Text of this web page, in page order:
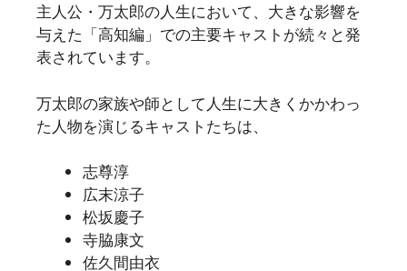
主人公・万太郎の人生において、大きな影響を
与えた「高知編」での主要キャストが続々と発
表されています。
万太郎の家族や師として人生に大きくかかわっ
た人物を演じるキャストたちは、
志尊淳
広末涼子
松坂慶子
寺脇康文
佐久間由衣